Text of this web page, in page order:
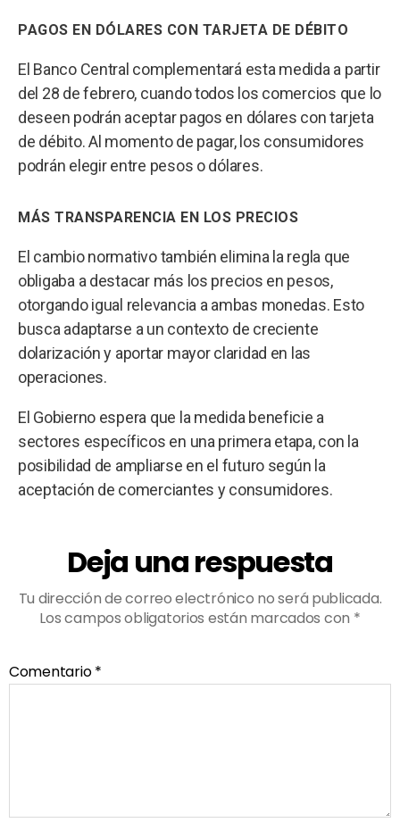
PAGOS EN DÓLARES CON TARJETA DE DÉBITO
El Banco Central complementará esta medida a partir
del 28 de febrero, cuando todos los comercios que lo
deseen podrán aceptar pagos en dólares con tarjeta
de débito. Al momento de pagar, los consumidores
podrán elegir entre pesos o dólares.
MÁS TRANSPARENCIA EN LOS PRECIOS
El cambio normativo también elimina la regla que
obligaba a destacar más los precios en pesos,
otorgando igual relevancia a ambas monedas. Esto
busca adaptarse a un contexto de creciente
dolarización y aportar mayor claridad en las
operaciones.
El Gobierno espera que la medida beneficie a
sectores específicos en una primera etapa, con la
posibilidad de ampliarse en el futuro según la
aceptación de comerciantes y consumidores.
Deja una respuesta
Tu dirección de correo electrónico no será publicada.
Los campos obligatorios están marcados con *
Comentario*